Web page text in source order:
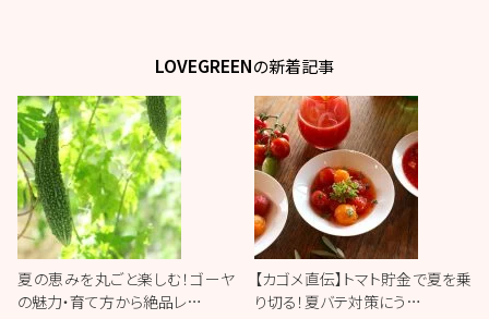
LOVEGREENの新着記事
夏の恵みを丸ごと楽しむ！ゴーヤ
の魅力・育て方から絶品レ…
【カゴメ直伝】トマト貯金で夏を乗
り切る！夏バテ対策にう…